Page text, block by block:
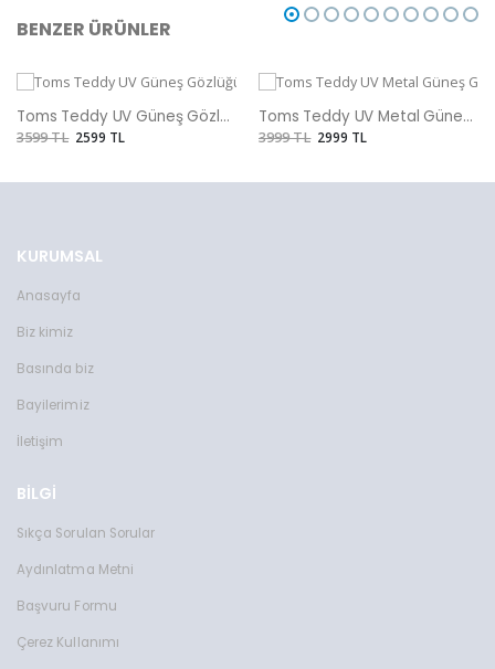
BENZER ÜRÜNLER
Toms Teddy UV Güneş Gözlüğü
3599 TL 2599 TL
Toms Teddy UV Metal Güneş Gözlüğü
3999 TL 2999 TL
KURUMSAL
Anasayfa
Biz kimiz
Basında biz
Bayilerimiz
İletişim
BİLGİ
Sıkça Sorulan Sorular
Aydınlatma Metni
Başvuru Formu
Çerez Kullanımı